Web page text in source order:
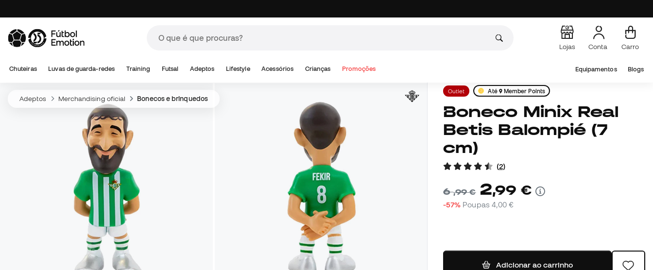
Lojas Conta Carro
Chuteiras Luvas de guarda-redes Training Futsal Adeptos Lifestyle Acessórios Crianças Promoções Equipamentos Blogs
Adeptos Merchandising oficial Bonecos e brinquedos
Outlet Até 9Member Points
Boneco Minix Real
Betis Balompié (7
cm)
(2)
6,99 € 2,99 €
-57% Poupas 4,00 €
Adicionar ao carrinho